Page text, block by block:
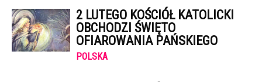
2 LUTEGO KOŚCIÓŁ KATOLICKI
OBCHODZI ŚWIĘTO
OFIAROWANIA PAŃSKIEGO
POLSKA